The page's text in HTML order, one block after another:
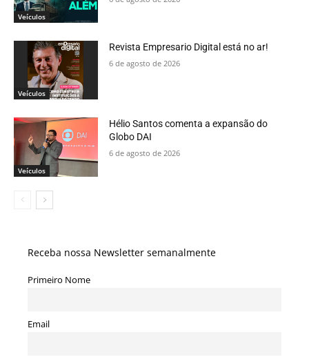
Veículos
Veículos
Revista Empresario Digital está no ar!
6 de agosto de 2026
Veículos
Hélio Santos comenta a expansão do
Globo DAI
6 de agosto de 2026
Receba nossa Newsletter semanalmente
Primeiro Nome
Email